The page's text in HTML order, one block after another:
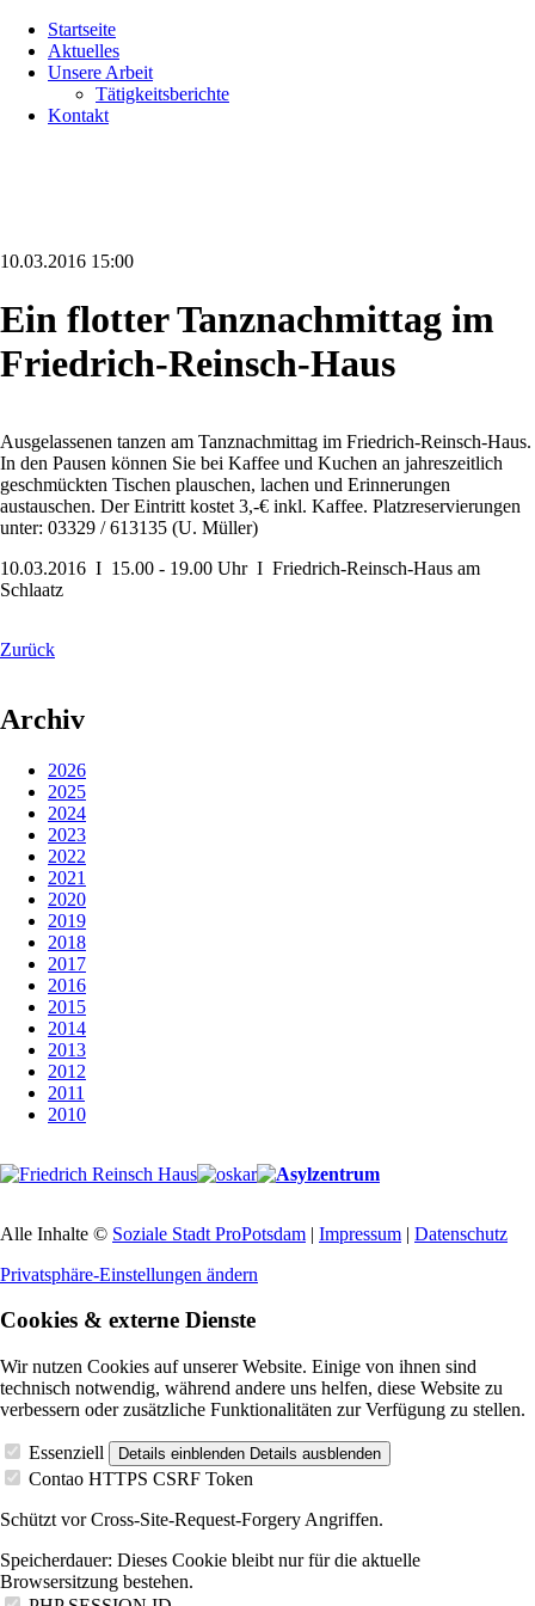
überspringen
Startseite
Aktuelles
Unsere Arbeit
Tätigkeitsberichte
Kontakt
10.03.2016 15:00
Ein flotter Tanznachmittag im
Friedrich-Reinsch-Haus
Ausgelassenen tanzen am Tanznachmittag im Friedrich-Reinsch-Haus.
In den Pausen können Sie bei Kaffee und Kuchen an jahreszeitlich
geschmückten Tischen plauschen, lachen und Erinnerungen
austauschen. Der Eintritt kostet 3,-€ inkl. Kaffee. Platzreservierungen
unter: 03329 / 613135 (U. Müller)
10.03.2016 I 15.00 - 19.00 Uhr I Friedrich-Reinsch-Haus am
Schlaatz
Zurück
Archiv
2026
2025
2024
2023
2022
2021
2020
2019
2018
2017
2016
2015
2014
2013
2012
2011
2010
Alle Inhalte © Soziale Stadt ProPotsdam | Impressum | Datenschutz
Privatsphäre-Einstellungen ändern
Cookies & externe Dienste
Wir nutzen Cookies auf unserer Website. Einige von ihnen sind
technisch notwendig, während andere uns helfen, diese Website zu
verbessern oder zusätzliche Funktionalitäten zur Verfügung zu stellen.
Essenziell Details einblenden Details ausblenden
Contao HTTPS CSRF Token
Schützt vor Cross-Site-Request-Forgery Angriffen.
Speicherdauer: Dieses Cookie bleibt nur für die aktuelle
Browsersitzung bestehen.